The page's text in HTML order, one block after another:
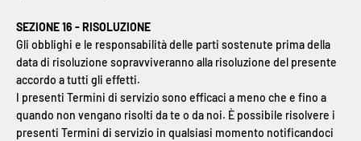
SEZIONE 16 - RISOLUZIONE
Gli obblighi e le responsabilità delle parti sostenute prima della
data di risoluzione sopravviveranno alla risoluzione del presente
accordo a tutti gli effetti.
I presenti Termini di servizio sono efficaci a meno che e fino a
quando non vengano risolti da te o da noi. È possibile risolvere i
presenti Termini di servizio in qualsiasi momento notificandoci